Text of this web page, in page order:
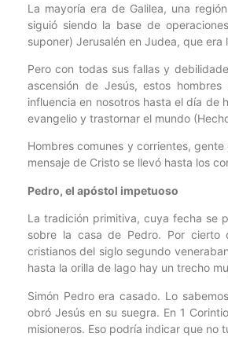
La mayoría era de Galilea, una
siguió siendo la base de
suponer) Jerusalén en Judea, que
Pero con todas sus fallas y
ascensión de Jesús, estos
influencia en nosotros hasta el día de
evangelio y trastornar el mundo
Hombres comunes y corrientes,
mensaje de Cristo se llevó hasta los
Pedro, el apóstol impetuoso
La tradición primitiva, cuya fecha se
sobre la casa de Pedro. Por cierto
cristianos del siglo segundo
hasta la orilla de lago hay un trecho
Simón Pedro era casado. Lo
obró Jesús en su suegra. En 1
misioneros. Eso podría indicar que no